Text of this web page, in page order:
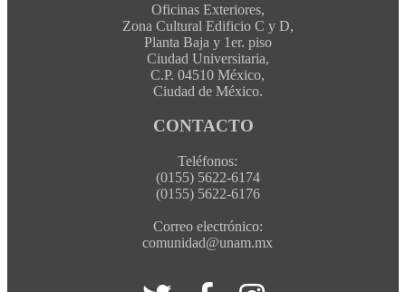
Oficinas Exteriores,
Zona Cultural Edificio C y D,
Planta Baja y 1er. piso
Ciudad Universitaria,
C.P. 04510 México,
Ciudad de México.
CONTACTO
Teléfonos:
(0155) 5622-6174
(0155) 5622-6176
Correo electrónico:
comunidad@unam.mx